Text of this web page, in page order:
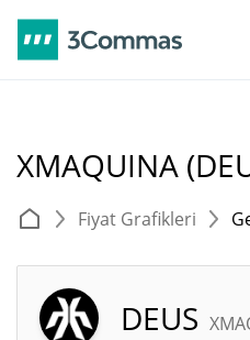
XMAQUINA
Fiyat Grafikleri
DEUS